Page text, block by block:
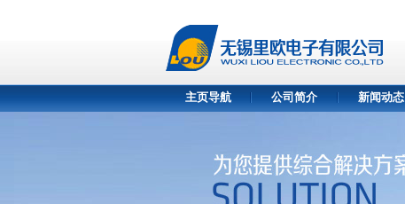
主页导航 公司简介 新闻动态